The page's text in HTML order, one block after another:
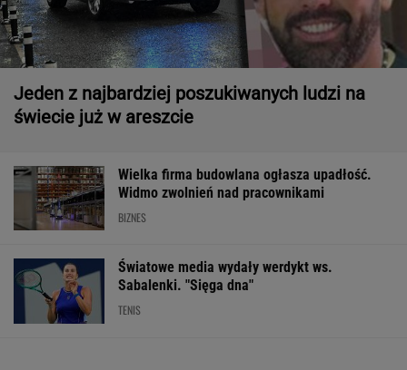
Jeden z najbardziej poszukiwanych ludzi na
świecie już w areszcie
Wielka firma budowlana ogłasza upadłość.
Widmo zwolnień nad pracownikami
BIZNES
Światowe media wydały werdykt ws.
Sabalenki. "Sięga dna"
TENIS